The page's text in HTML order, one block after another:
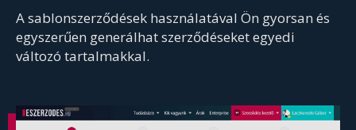
A sablonszerződések használatával Ön gyorsan és
egyszerűen generálhat szerződéseket egyedi
változó tartalmakkal.